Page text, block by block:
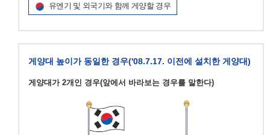
유엔기 및 외국기와 함께 게양할 경우
게양대 높이가 동일한 경우('08.7.17. 이전에 설치한 게양대)
게양대가 2개인 경우(앞에서 바라보는 경우를 말한다)